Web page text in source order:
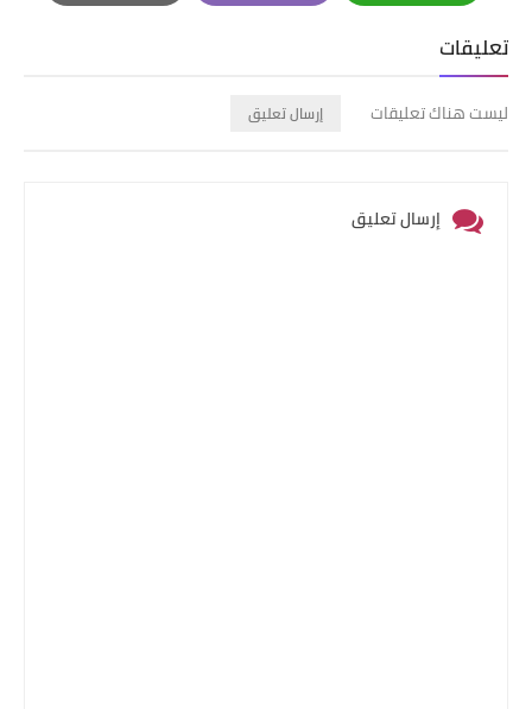
Whatsapp
Email
Print
تعليقات
ليست هناك تعليقات إرسال تعليق
إرسال تعليق